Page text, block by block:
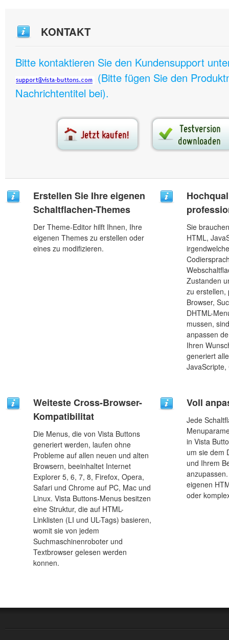
KONTAKT
Bitte kontaktieren Sie den Kundensupport
(Bitte fügen Sie den
Nachrichtentitel bei).
Erstellen Sie Ihre eigenen
Schaltflachen-Themes
Der Theme-Editor hilft Ihnen, Ihre
eigenen Themes zu erstellen oder
eines zu modifizieren.
Sie
HTML,
Zustanden
zu erstellen,
Browser,
DHTML-
mussen,
anpassen
Ihren
generiert
JavaScripte,
Weiteste Cross-Browser-
Kompatibilitat
Die Menus, die von Vista Buttons
generiert werden, laufen ohne
Probleme auf allen neuen und alten
Browsern, beeinhaltet Internet
Explorer 5, 6, 7, 8, Firefox, Opera,
Safari und Chrome auf PC, Mac und
Linux. Vista Buttons-Menus besitzen
eine Struktur, die auf HTML-
Linklisten (LI und UL-Tags) basieren,
womit sie von jedem
Suchmaschinenroboter und
Textbrowser gelesen werden
konnen.
Voll
Jede
in Vista
um sie dem
und Ihrem
eigenen
oder